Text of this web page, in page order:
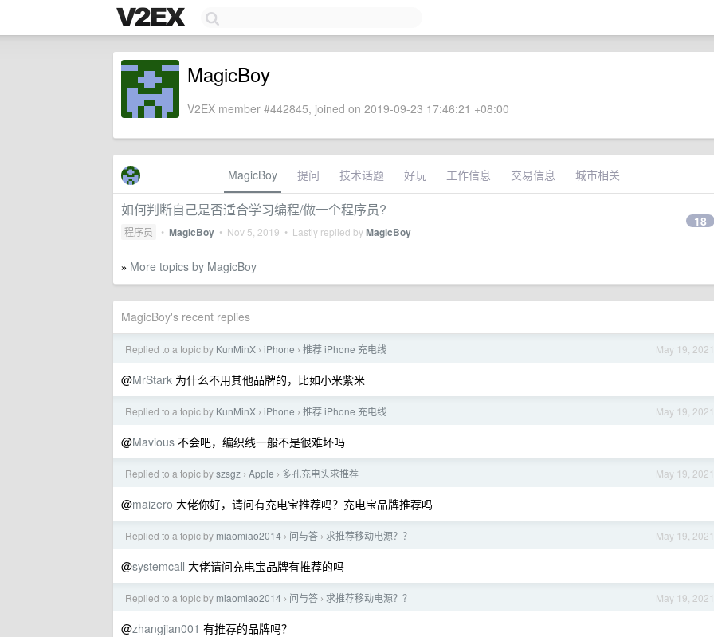
MagicBoy
V2EX member #442845, joined on 2019-09-23 17:46:21 +08:00
MagicBoy 提问 技术话题 好玩 工作信息 交易信息 城市相关
如何判断自己是否适合学习编程/做一个程序员?
程序员 • MagicBoy • Nov 5, 2019 • Lastly replied byMagicBoy
18
» More topics by MagicBoy
MagicBoy's recent replies
May 19, 2021
Replied to a topic by KunMinX › iPhone › 推荐 iPhone 充电线
@MrStark 为什么不用其他品牌的，比如小米紫米
May 19, 2021
Replied to a topic by KunMinX › iPhone › 推荐 iPhone 充电线
@Mavious 不会吧，编织线一般不是很难坏吗
May 19, 2021
Replied to a topic byszsgz › Apple › 多孔充电头求推荐
@maizero 大佬你好，请问有充电宝推荐吗？充电宝品牌推荐吗
May 19, 2021
Replied to a topic by miaomiao2014 › 问与答 › 求推荐移动电源？？
@systemcall 大佬请问充电宝品牌有推荐的吗
May 19, 2021
Replied to a topic by miaomiao2014 › 问与答 › 求推荐移动电源？？
@zhangjian001 有推荐的品牌吗？